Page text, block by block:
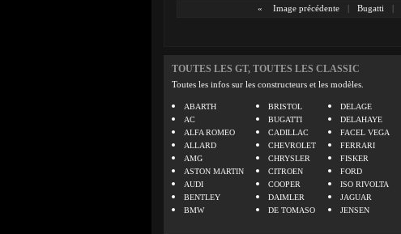
« Image précédente | Bugatti |
TOUTES LES GT, TOUTES LES CLASSIC
Toutes les infos sur les constructeurs et les modèles.
ABARTH
AC
ALFA ROMEO
ALLARD
AMG
ASTON MARTIN
AUDI
BENTLEY
BMW
BRISTOL
BUGATTI
CADILLAC
CHEVROLET
CHRYSLER
CITROEN
COOPER
DAIMLER
DE TOMASO
DELAGE
DELAHAYE
FACEL VEGA
FERRARI
FISKER
FORD
ISO RIVOLTA
JAGUAR
JENSEN